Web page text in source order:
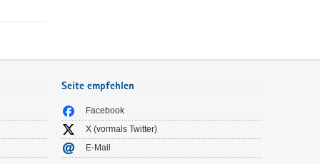
Seite empfehlen
Facebook
X (vormals Twitter)
E-Mail